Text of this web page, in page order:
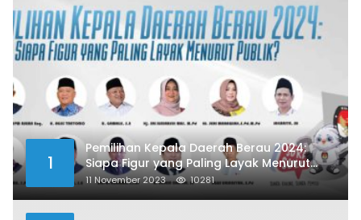
1
Pemilihan Kepala Daerah Berau 2024:
Siapa Figur yang Paling Layak Menurut
Publik?
11 November 2023 10281